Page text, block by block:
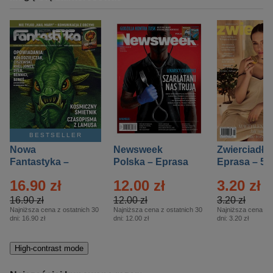
BESTSELLER
Nowa
Fantastyka –
16.90 zł
16.90 zł
Najniższa cena z ostatnich 30
dni: 16.90 zł
Newsweek
Polska – Eprasa
12.00 zł
12.00 zł
Najniższa cena z ostatnich 30
dni: 12.00 zł
Zwierciadło
Eprasa – 5/
3.20 zł
3.20 zł
Najniższa cena z
dni: 3.20 zł
High-contrast mode